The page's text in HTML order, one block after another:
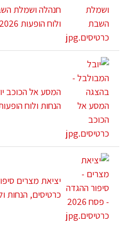
חנהלה ושמלת
ולוח הופעות 2026
המסע אל הכוכב
הנחות ולוח הופעות
כרטיסים, הנחות